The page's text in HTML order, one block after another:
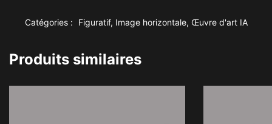
Catégories : Figuratif, Image horizontale, Œuvre d'art IA
Produits similaires